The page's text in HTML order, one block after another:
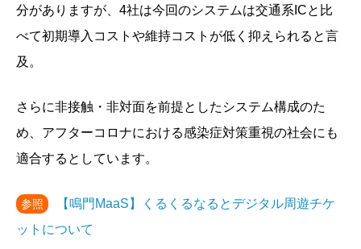
分がありますが、4社は今回のシステムは交通系ICと比
べて初期導入コストや維持コストが低く抑えられると言
及。
さらに非接触・非対面を前提としたシステム構成のた
め、アフターコロナにおける感染症対策重視の社会にも
適合するとしています。
参照
【鳴門MaaS】くるくるなるとデジタル周遊チケ
ットについて